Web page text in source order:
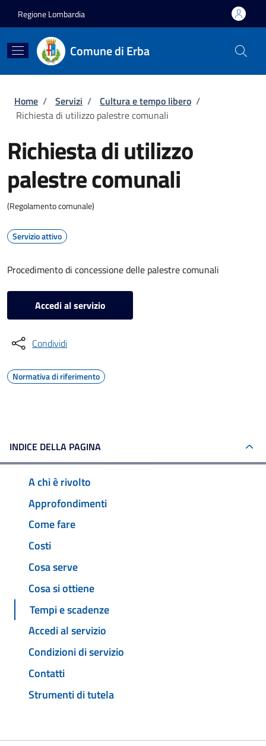
Regione Lombardia
Comune di Erba
Briciole di pane
Home / Servizi / Cultura e tempo libero /
Richiesta di utilizzo palestre comunali
Richiesta di utilizzo
palestre comunali
(Regolamento comunale)
Servizio attivo
Procedimento di concessione delle palestre comunali
Accedi al servizio
Condividi
Normativa di riferimento
INDICE DELLA PAGINA
A chi è rivolto
Approfondimenti
Come fare
Costi
Cosa serve
Cosa si ottiene
Tempi e scadenze
Accedi al servizio
Condizioni di servizio
Contatti
Strumenti di tutela